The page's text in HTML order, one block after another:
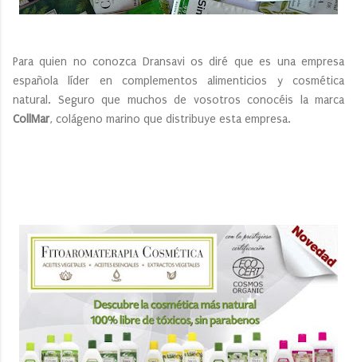
Para quien no conozca Dransavi os diré que es una empresa
española líder en complementos alimenticios y cosmética
natural. Seguro que muchos de vosotros conocéis la marca
CollMar, colágeno marino que distribuye esta empresa.